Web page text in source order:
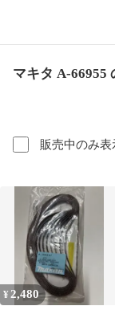
マキタ A-66955
販売中のみ表
¥ 2,480